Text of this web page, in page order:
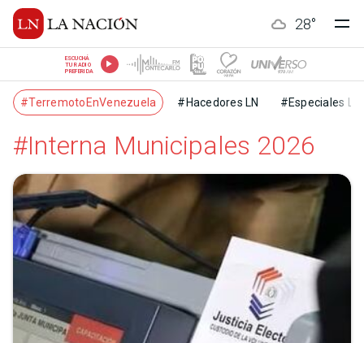
28°
ESCUCHÁ
TU RADIO
PREFERIDA
#TerremotoEnVenezuela #Hacedores LN #Especiales LN
#Interna Municipales 2026